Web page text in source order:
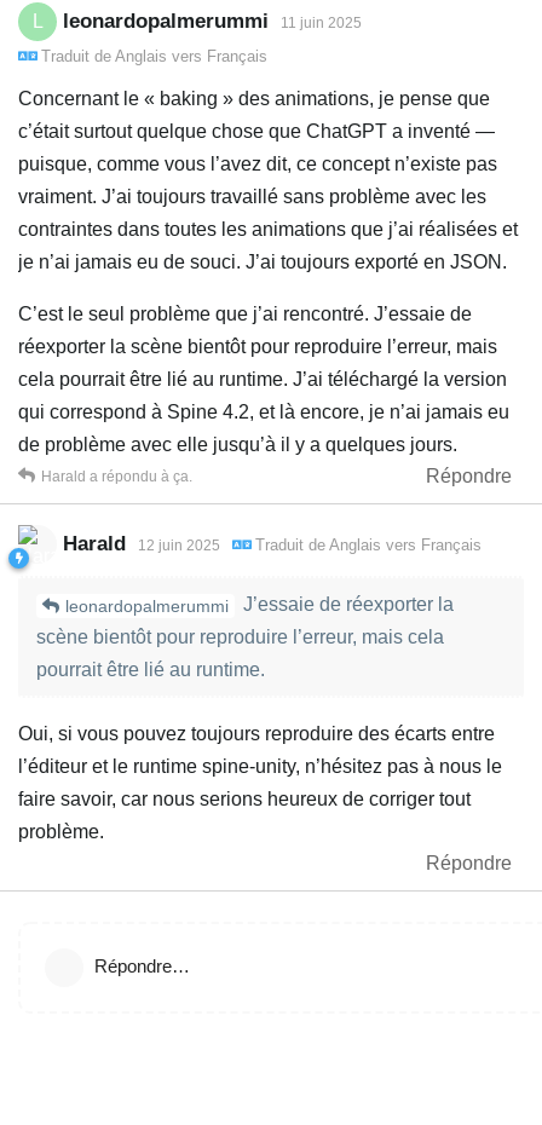
leonardopalmerummi 11 juin 2025
Traduit de Anglais vers Français
Concernant le « baking » des animations, je pense que
c’était surtout quelque chose que ChatGPT a inventé —
puisque, comme vous l’avez dit, ce concept n’existe pas
vraiment. J’ai toujours travaillé sans problème avec les
contraintes dans toutes les animations que j’ai réalisées et
je n’ai jamais eu de souci. J’ai toujours exporté en JSON.
C’est le seul problème que j’ai rencontré. J’essaie de
réexporter la scène bientôt pour reproduire l’erreur, mais
cela pourrait être lié au runtime. J’ai téléchargé la version
qui correspond à Spine 4.2, et là encore, je n’ai jamais eu
de problème avec elle jusqu’à il y a quelques jours.
Répondre
Harald a répondu à ça.
Harald 12 juin 2025 Traduit de Anglais vers Français
leonardopalmerummi
J’essaie de réexporter la
scène bientôt pour reproduire l’erreur, mais cela
pourrait être lié au runtime.
Oui, si vous pouvez toujours reproduire des écarts entre
l’éditeur et le runtime spine-unity, n’hésitez pas à nous le
faire savoir, car nous serions heureux de corriger tout
problème.
Répondre
Répondre…